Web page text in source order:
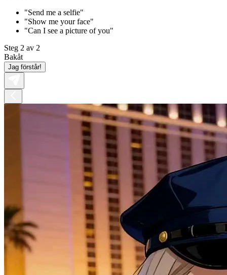
"Send me a selfie"
"Show me your face"
"Can I see a picture of you"
Steg 2 av 2
Bakåt
Jag förstår!